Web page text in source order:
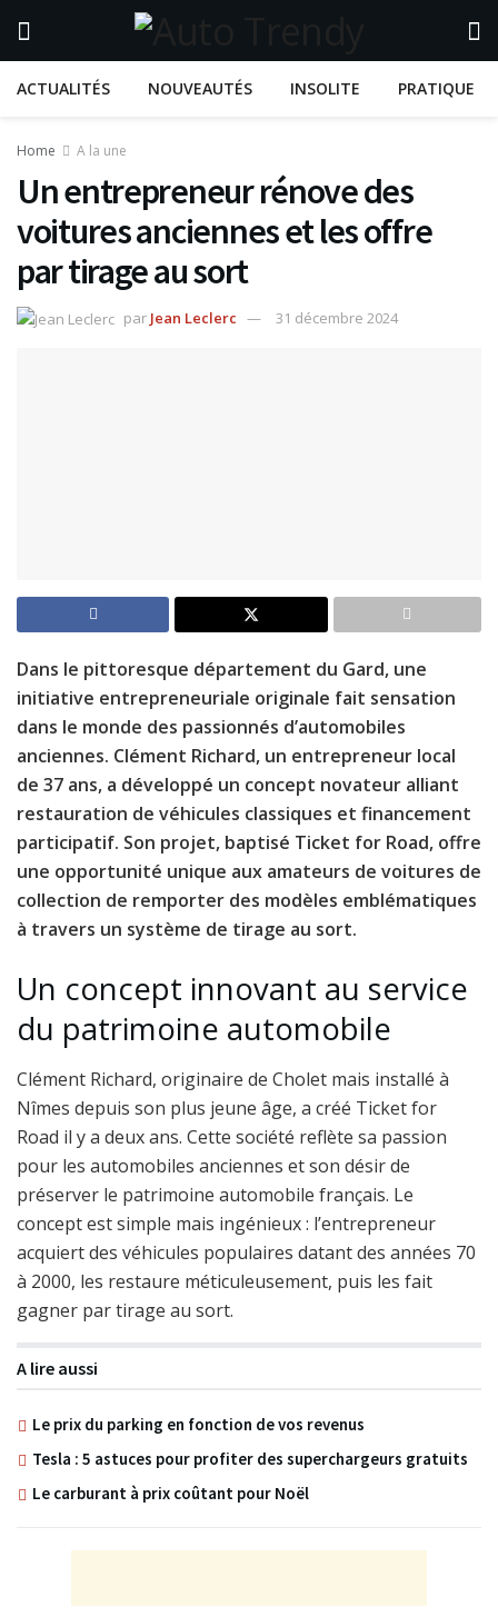
ACTUALITÉS NOUVEAUTÉS INSOLITE PRATIQUE
Home A la une
Un entrepreneur rénove des
voitures anciennes et les offre
par tirage au sort
par Jean Leclerc 31 décembre 2024
Dans le pittoresque département du Gard, une
initiative entrepreneuriale originale fait sensation
dans le monde des passionnés d’automobiles
anciennes. Clément Richard, un entrepreneur local
de 37 ans, a développé un concept novateur alliant
restauration de véhicules classiques et financement
participatif. Son projet, baptisé Ticket for Road, offre
une opportunité unique aux amateurs de voitures de
collection de remporter des modèles emblématiques
à travers un système de tirage au sort.
Un concept innovant au service
du patrimoine automobile
Clément Richard, originaire de Cholet mais installé à
Nîmes depuis son plus jeune âge, a créé Ticket for
Road il y a deux ans. Cette société reflète sa passion
pour les automobiles anciennes et son désir de
préserver le patrimoine automobile français. Le
concept est simple mais ingénieux : l’entrepreneur
acquiert des véhicules populaires datant des années 70
à 2000, les restaure méticuleusement, puis les fait
gagner par tirage au sort.
A lire aussi
Le prix du parking en fonction de vos revenus
Tesla : 5 astuces pour profiter des superchargeurs gratuits
Le carburant à prix coûtant pour Noël